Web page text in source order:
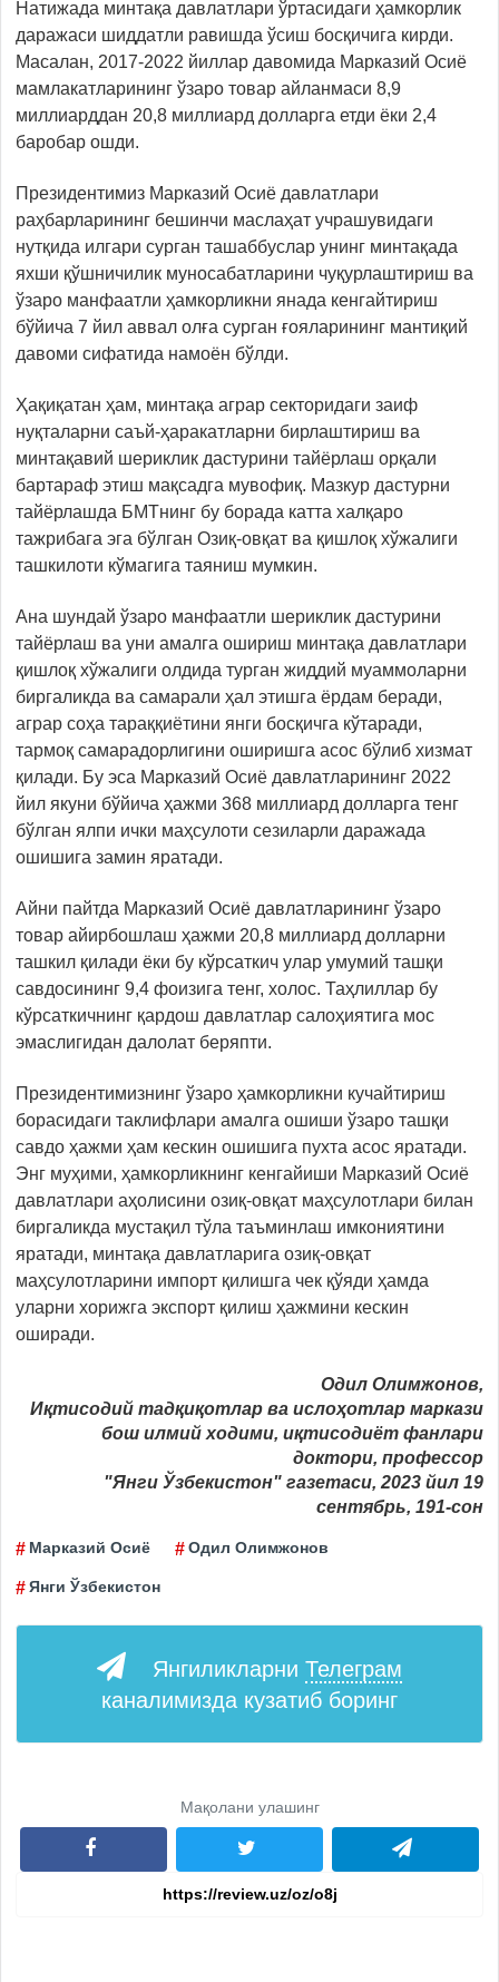
Натижада минтақа давлатлари ўртасидаги ҳамкорлик
даражаси шиддатли равишда ўсиш босқичига кирди.
Масалан, 2017-2022 йиллар давомида Марказий Осиё
мамлакатларининг ўзаро товар айланмаси 8,9
миллиарддан 20,8 миллиард долларга етди ёки 2,4
баробар ошди.
Президентимиз Марказий Осиё давлатлари
раҳбарларининг бешинчи маслаҳат учрашувидаги
нутқида илгари сурган ташаббуслар унинг минтақада
яхши қўшничилик муносабатларини чуқурлаштириш ва
ўзаро манфаатли ҳамкорликни янада кенгайтириш
бўйича 7 йил аввал олға сурган ғояларининг мантиқий
давоми сифатида намоён бўлди.
Ҳақиқатан ҳам, минтақа аграр секторидаги заиф
нуқталарни саъй-ҳаракатларни бирлаштириш ва
минтақавий шериклик дастурини тайёрлаш орқали
бартараф этиш мақсадга мувофиқ. Мазкур дастурни
тайёрлашда БМТнинг бу борада катта халқаро
тажрибага эга бўлган Озиқ-овқат ва қишлоқ хўжалиги
ташкилоти кўмагига таяниш мумкин.
Ана шундай ўзаро манфаатли шериклик дастурини
тайёрлаш ва уни амалга ошириш минтақа давлатлари
қишлоқ хўжалиги олдида турган жиддий муаммоларни
биргаликда ва самарали ҳал этишга ёрдам беради,
аграр соҳа тараққиётини янги босқичга кўтаради,
тармоқ самарадорлигини оширишга асос бўлиб хизмат
қилади. Бу эса Марказий Осиё давлатларининг 2022
йил якуни бўйича ҳажми 368 миллиард долларга тенг
бўлган ялпи ички маҳсулоти сезиларли даражада
ошишига замин яратади.
Айни пайтда Марказий Осиё давлатларининг ўзаро
товар айирбошлаш ҳажми 20,8 миллиард долларни
ташкил қилади ёки бу кўрсаткич улар умумий ташқи
савдосининг 9,4 фоизига тенг, холос. Таҳлиллар бу
кўрсаткичнинг қардош давлатлар салоҳиятига мос
эмаслигидан далолат беряпти.
Президентимизнинг ўзаро ҳамкорликни кучайтириш
борасидаги таклифлари амалга ошиши ўзаро ташқи
савдо ҳажми ҳам кескин ошишига пухта асос яратади.
Энг муҳими, ҳамкорликнинг кенгайиши Марказий Осиё
давлатлари аҳолисини озиқ-овқат маҳсулотлари билан
биргаликда мустақил тўла таъминлаш имкониятини
яратади, минтақа давлатларига озиқ-овқат
маҳсулотларини импорт қилишга чек қўяди ҳамда
уларни хорижга экспорт қилиш ҳажмини кескин
оширади.
Одил Олимжонов,
Иқтисодий тадқиқотлар ва ислоҳотлар маркази
бош илмий ходими, иқтисодиёт фанлари
доктори, профессор
"Янги Ўзбекистон" газетаси, 2023 йил 19
сентябрь, 191-сон
Марказий Осиё Одил Олимжонов
Янги Ўзбекистон
Янгиликларни Телеграм
каналимизда кузатиб боринг
Мақолани улашинг